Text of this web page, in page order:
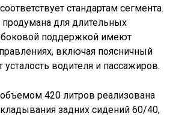
стандартам сегмента.
для длительных
боковой поддержкой имеют
включая поясничный
усталость водителя и пассажиров.
420 литров реализована
задних сидений 60/40,